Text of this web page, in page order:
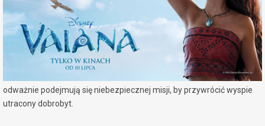
Vaiana to aktorska wersja uwielbianej, nominowanej do Oscara®
animacji Disneya o tym samym tytule.
Nastoletnia Vaina odpowiada na wezwanie Oceanu i po raz pierwszy
wyrusza poza rafę swojej rodzinnej wyspy Motunui. W tej podróży
towarzyszy jej legendarny półbóg Maui (Dwayne Johnson). Razem
odważnie podejmują się niebezpiecznej misji, by przywrócić wyspie
utracony dobrobyt.